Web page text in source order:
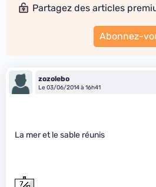
Partagez des articles
Abonnez-
zozolebo
Le 03/06/2014 à 16h41
La mer et le sable réunis